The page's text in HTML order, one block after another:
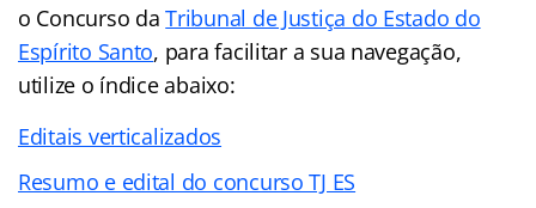
o Concurso daTribunal de Justiça do Estado do
Espírito Santo, para facilitar a sua navegação,
utilize o índice abaixo:
Editais verticalizados
Resumo e edital do concurso TJ ES